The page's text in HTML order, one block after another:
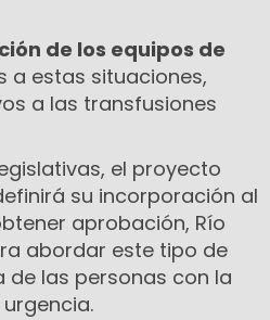
de los equipos de
a estas situaciones,
a las transfusiones
el proyecto
su incorporación al
aprobación, Río
abordar este tipo de
las personas con la